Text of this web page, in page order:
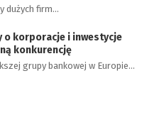
dużych firm…
o korporacje i inwestycje
konkurencję
grupy bankowej w Europie…